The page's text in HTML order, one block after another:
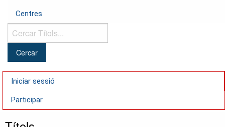
Centres
Cercar
Títols...
Iniciar sessió
Participar